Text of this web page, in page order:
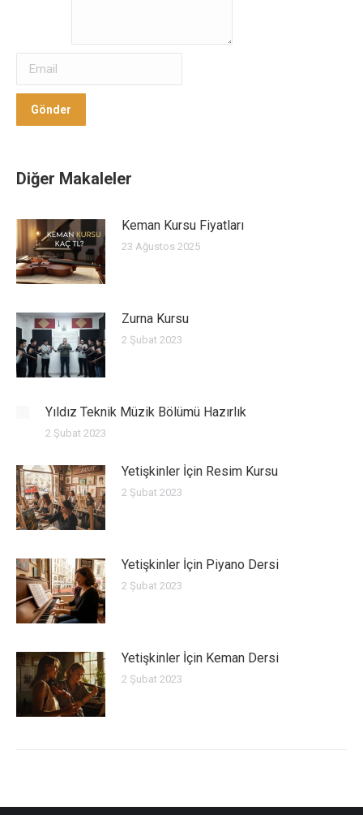
Gönder
Gönder
Diğer Makaleler
Keman Kursu Fiyatları
23 Ağustos 2025
Zurna Kursu
2 Şubat 2023
Yıldız Teknik Müzik Bölümü Hazırlık
2 Şubat 2023
Yetişkinler İçin Resim Kursu
2 Şubat 2023
Yetişkinler İçin Piyano Dersi
2 Şubat 2023
Yetişkinler İçin Keman Dersi
2 Şubat 2023